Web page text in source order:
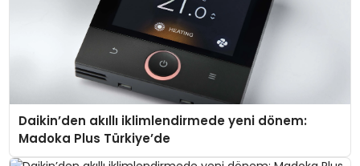
Daikin’den akıllı iklimlendirmede yeni dönem:
Madoka Plus Türkiye’de